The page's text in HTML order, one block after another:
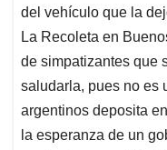
del vehículo que la
La Recoleta en
de simpatizantes que
saludarla, pues no es
argentinos deposita
la esperanza de un